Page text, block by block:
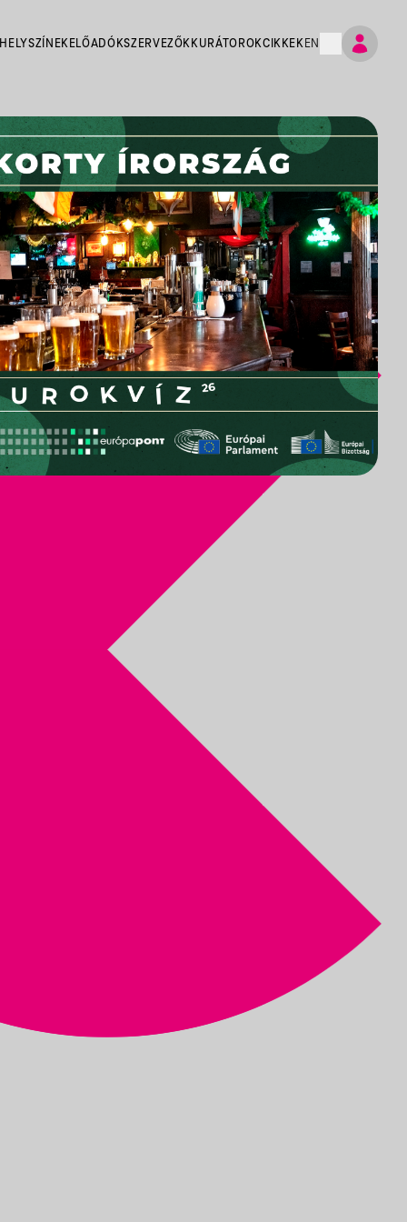
HELYSZÍNEK ELŐADÓKSZERVEZŐK KURÁTOROKCIKKEK EN